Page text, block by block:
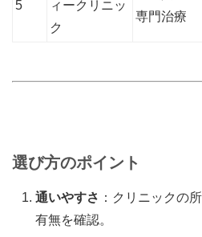
5
ィークリニッ
ク
専門治療
選び方のポイント
通いやすさ ：クリニックの
有無を確認。